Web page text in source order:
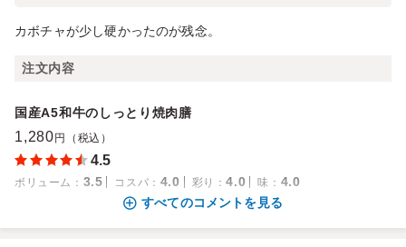
カボチャが少し硬かったのが残念。
注文内容
国産A5和牛のしっとり焼肉膳
1,280 円（税込）
4.5
ボリューム ： 3.5 コスパ ： 4.0 彩り ：4.0 味 ： 4.0
すべてのコメントを見る